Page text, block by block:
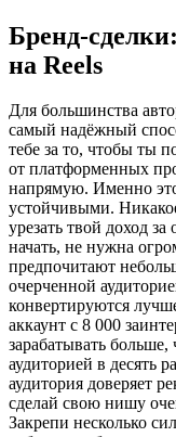
Бренд-
на Reels
Для большинства
самый надёжный
тебе за то, чтобы ты
от платформенных
напрямую. Именно
устойчивыми.
урезать твой доход
начать, не нужна
предпочитают
очерченной
конвертируются
аккаунт с 8 000
зарабатывать
аудиторией в десять
аудитория доверяет
сделай свою нишу
Закрепи несколько